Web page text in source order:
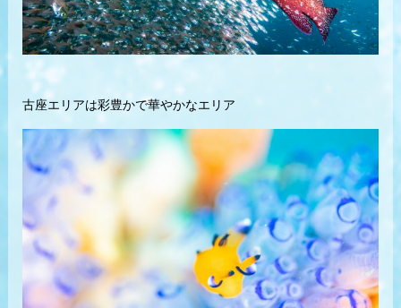
古座エリアは彩豊かで華やかなエリア